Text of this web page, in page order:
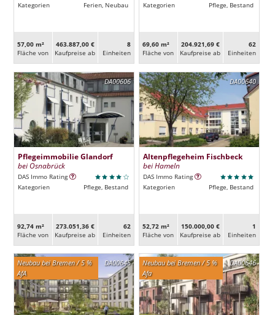
Kategorien
Ferien, Neubau
57,00 m²
Fläche von
463.887,00 €
Kaufpreise ab
8
Ein­heiten
Kategorien
Pflege, Bestand
69,60 m²
Fläche von
204.921,69 €
Kaufpreise ab
62
Ein­heiten
DA00606
Pflegeimmobilie Glandorf
bei Osnabrück
DAS Immo Rating
Kategorien
Pflege, Bestand
92,74 m²
Fläche von
273.051,36 €
Kaufpreise ab
62
Ein­heiten
DA00640
Altenpflegeheim Fischbeck
bei Hameln
DAS Immo Rating
Kategorien
Pflege, Bestand
52,72 m²
Fläche von
150.000,00 €
Kaufpreise ab
1
Ein­heiten
DA00645
Neubau bei Bremen / 5 %
AfA
DA00646
Neubau bei Bremen / 5 %
Afa